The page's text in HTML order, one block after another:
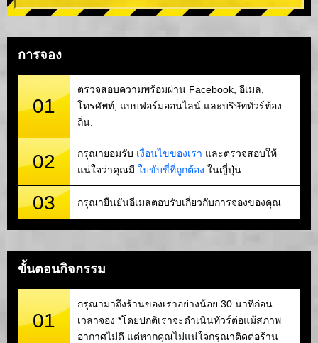
การจอง
01
ตรวจสอบความพร้อมผ่าน Facebook, อีเมล,
โทรศัพท์, แบบฟอร์มออนไลน์ และบริษัททัวร์ท้อง
ถิ่น.
02 กรุณายอมรับ เงื่อนไขของเรา และตรวจสอบให้
แน่ใจว่าคุณมี ใบขับขี่ที่ถูกต้อง ในญี่ปุ่น
03 กรุณายืนยันอีเมลตอบรับเกี่ยวกับการจองของคุณ
ขั้นตอนกิจกรรม
01
กรุณามาถึงร้านของเราอย่างน้อย 30 นาทีก่อน
เวลาจอง *โดยปกติเราจะดำเนินทัวร์ต่อแม้สภาพ
อากาศไม่ดี แต่หากคุณไม่แน่ใจกรุณาติดต่อร้าน